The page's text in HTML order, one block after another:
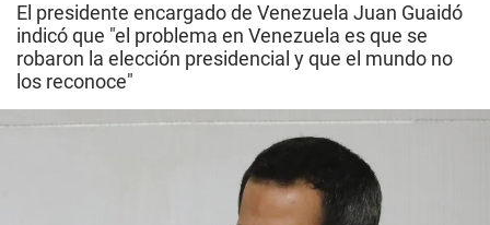
El presidente encargado de Venezuela Juan Guaidó
indicó que "el problema en Venezuela es que se
robaron la elección presidencial y que el mundo no
los reconoce"